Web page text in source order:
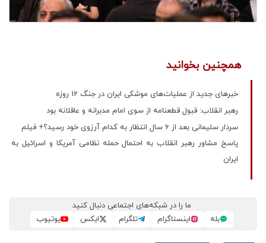
همچنین بخوانید
خبرهای جدید از عملیات‌های موشکی ایران در جنگ 12 روزه
رهبر انقلاب: قبول قطعنامه از سوی امام مدبرانه و عاقلانه بود
سردار سلیمانی بعد از ۶ سال انتظار به کدام آرزوی خود رسید؟+ فیلم
پاسخ مشاور رهبر انقلاب به احتمال حمله نظامی آمریکا و اسرائیل به
ایران
ما را در شبکه‌های اجتماعی دنبال کنید
بله
اینستاگرام تلگرام ایکس یوتیوب